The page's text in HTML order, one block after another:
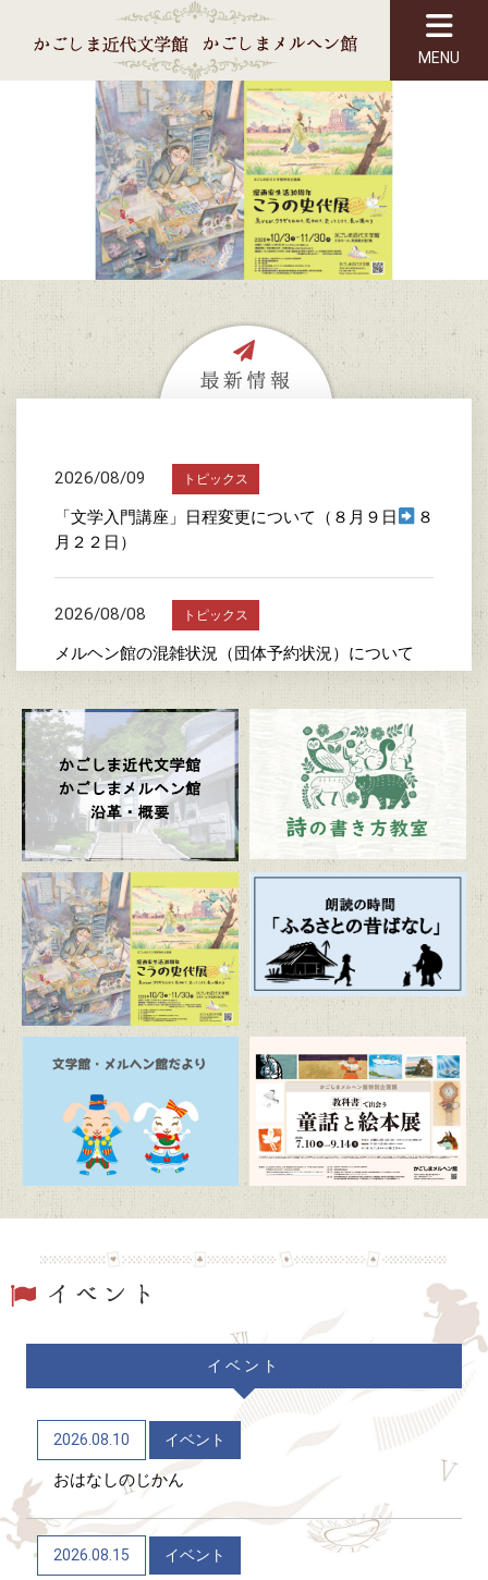
MENU
2026/08/09 トピックス
「文学入門講座」日程変更について（８月９日
８
月２２日）
2026/08/08 トピックス
メルヘン館の混雑状況（団体予約状況）について
2026/07/24 トピックス
詩の書き方教室
2026/07/23 トピックス
かごしま近代文学館特別企画展 「漫画家生活30周
年 こうの史代展 鳥がとび、ウサギもはねて、花
ゆれて、走ってこけて、長い道のり～かごしまスペ
シャルエディション～」
2026/07/20 トピックス
朗読の時間「ふるさとの昔ばなし」
2026/07/19 トピックス
駐車場および周辺道路混雑のお知らせ
「文学館・メルヘン館だより」(隔月発行)
トピックス
かごしまメルヘン館特別企画展「教科書で出会う童
話と絵本展」（7/10～9/14）
2026/06/04
かごしま近代文学館 企画展「Let’s go to the
mountains！～作家×山～」（12/9～R9/6/21）
イベント
2026.08.10 イベント
おはなしのじかん
2026.08.15 イベント